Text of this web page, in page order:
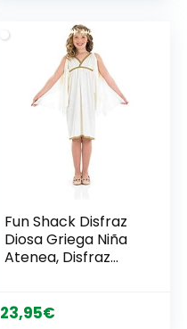
era:
27,27€.
actual
es:
21,39€.
Fun Shack Disfraz
Diosa Griega Niña
Atenea, Disfraz
23,95€